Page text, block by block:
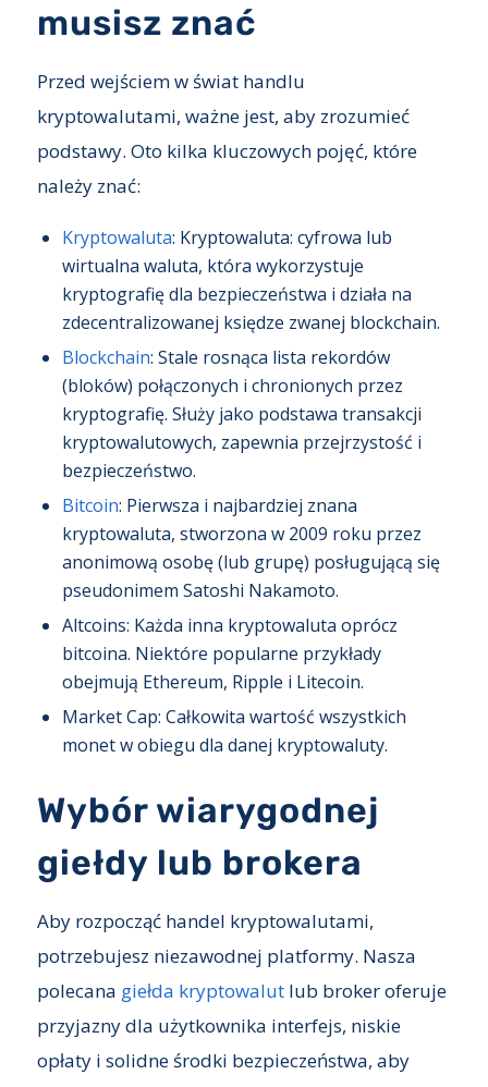
musisz znać
Przed wejściem w świat handlu
kryptowalutami, ważne jest, aby zrozumieć
podstawy. Oto kilka kluczowych pojęć, które
należy znać:
Kryptowaluta: Kryptowaluta: cyfrowa lub
wirtualna waluta, która wykorzystuje
kryptografię dla bezpieczeństwa i działa na
zdecentralizowanej księdze zwanej blockchain.
Blockchain: Stale rosnąca lista rekordów
(bloków) połączonych i chronionych przez
kryptografię. Służy jako podstawa transakcji
kryptowalutowych, zapewnia przejrzystość i
bezpieczeństwo.
Bitcoin: Pierwsza i najbardziej znana
kryptowaluta, stworzona w 2009 roku przez
anonimową osobę (lub grupę) posługującą się
pseudonimem Satoshi Nakamoto.
Altcoins: Każda inna kryptowaluta oprócz
bitcoina. Niektóre popularne przykłady
obejmują Ethereum, Ripple i Litecoin.
Market Cap: Całkowita wartość wszystkich
monet w obiegu dla danej kryptowaluty.
Wybór wiarygodnej
giełdy lub brokera
Aby rozpocząć handel kryptowalutami,
potrzebujesz niezawodnej platformy. Nasza
polecana giełda kryptowalutlub broker oferuje
przyjazny dla użytkownika interfejs, niskie
opłaty i solidne środki bezpieczeństwa, aby